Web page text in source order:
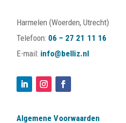
Harmelen (Woerden, Utrecht)
Telefoon: 06 – 27 21 11 16
E-mail: info@belliz.nl
Algemene Voorwaarden